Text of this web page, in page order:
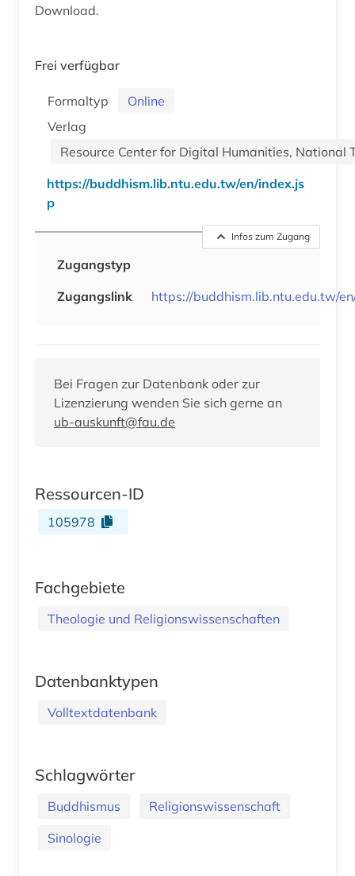
Download.
Frei verfügbar
Formaltyp
Online
Verlag
Resource Center for Digital Humanities, National
https://buddhism.lib.ntu.edu.tw/en/index.js
p
Infos zum Zugang
Zugangstyp
Zugangslink
https://buddhism.lib.ntu.edu.tw/
Bei Fragen zur Datenbank oder zur
Lizenzierung wenden Sie sich gerne an
ub-auskunft@fau.de
Ressourcen-ID
105978
Fachgebiete
Theologie und Religionswissenschaften
Datenbanktypen
Volltextdatenbank
Schlagwörter
Buddhismus
Religionswissenschaft
Sinologie